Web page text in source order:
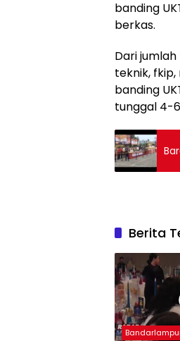
banding
berkas.
Dari
teknik,
banding
tunggal 4-
Berita